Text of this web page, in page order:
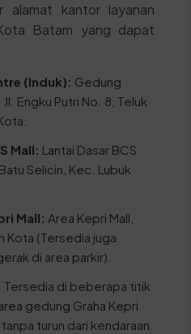
alamat kantor layanan
Batam yang dapat
(Induk): Gedung
Engku Putri No. 8, Teluk
Mall: Lantai Dasar BCS
Selicin, Kec. Lubuk
Mall: Area Kepri Mall,
Kota (Tersedia juga
di area parkir).
Tersedia di beberapa titik
gedung Graha Kepri
turun dari kendaraan.